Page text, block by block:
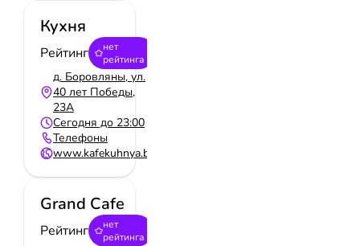
Кухня
Рейтинг
нет
рейтинга
д. Боровляны, ул.
40 лет Победы,
23А
Сегодня до 23:00
Телефоны
www.kafekuhnya.by
Grand Сafe
Рейтинг
нет
рейтинга